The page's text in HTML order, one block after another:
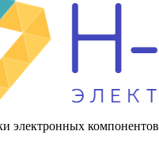
электронных компонентов